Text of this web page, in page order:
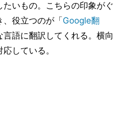
いもの。こちらの印象がぐ
役立つのが「 Google翻
語に翻訳してくれる。横向
している。